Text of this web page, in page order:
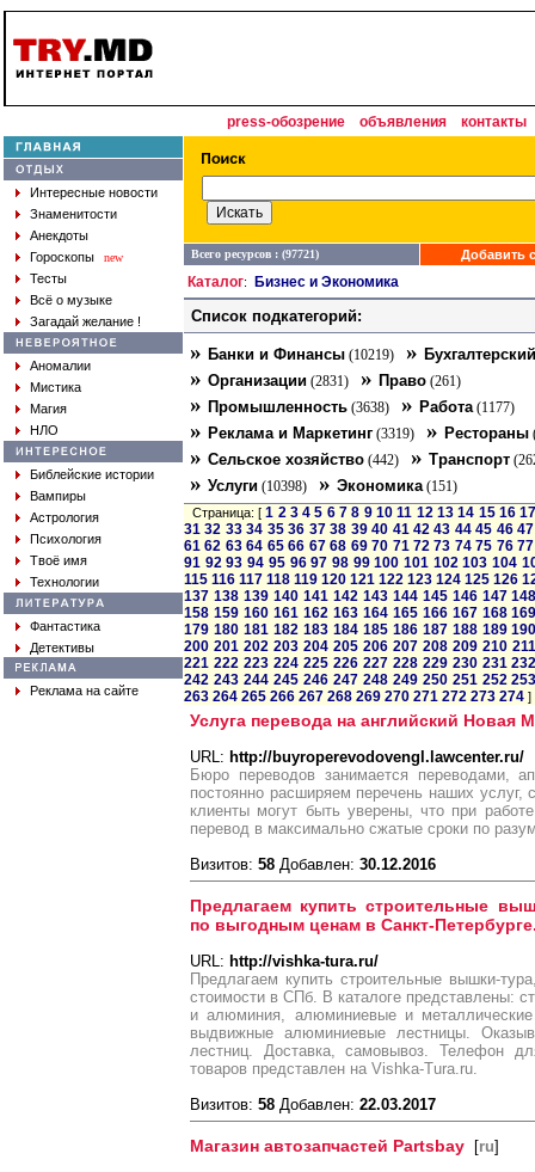
press-обозрение объявления контакты
Интересные новости
Знаменитости
Анекдоты
Гороскопы
new
Тесты
Всё о музыке
Загадай желание !
Аномалии
Мистика
Магия
НЛО
Библейские истории
Вампиры
Астрология
Психология
Твоё имя
Технологии
Фантастика
Детективы
Реклама на сайте
Всего ресурсов : (97721) Добавить
Каталог: Бизнес и Экономика
Список подкатегорий:
» Банки и Финансы (10219) »
» Организации (2831) » Право (261)
» Промышленность (3638) » Работа(1177)
» Реклама и Маркетинг (3319) » Рестораны
» Сельское хозяйство (442) » Транспорт
» Услуги (10398) » Экономика(151)
Страница: [1 2 3 4 5 6 7 8 9 10 11 12 13 14 15 16
31 32 33 34 35 36 37 38 39 40 41 42 43 44 45 46 47
61 62 63 64 65 66 67 68 69 70 71 72 73 74 75 76 77
91 92 93 94 95 96 97 98 99 100 101 102 103 104
115 116 117 118 119 120 121 122 123 124 125 126
137 138 139 140 141 142 143 144 145 146 147
158 159 160 161 162 163 164 165 166 167 168
179 180 181 182 183 184 185 186 187 188 189
200 201 202 203 204 205 206 207 208 209 210 211
221 222 223 224 225 226 227 228 229 230 231
242 243 244 245 246 247 248 249 250 251 252
263 264 265 266 267 268 269 270 271 272 273 274 ]
Услуга перевода на английский Новая
URL: http://buyroperevodovengl.lawcenter.ru/
Бюро переводов занимается переводами,
постоянно расширяем перечень наших
клиенты могут быть уверены, что при
перевод в максимально сжатые сроки по
Визитов: 58 Добавлен: 30.12.2016
Предлагаем купить строительные
по выгодным ценам в Санкт-
URL: http://vishka-tura.ru/
Предлагаем купить строительные вышки-
стоимости в СПб. В каталоге представлены:
и алюминия, алюминиевые и
выдвижные алюминиевые лестницы.
лестниц. Доставка, самовывоз. Телефон
товаров представлен на Vishka-Tura.ru.
Визитов: 58 Добавлен: 22.03.2017
Магазин автозапчастей Partsbay [ru]